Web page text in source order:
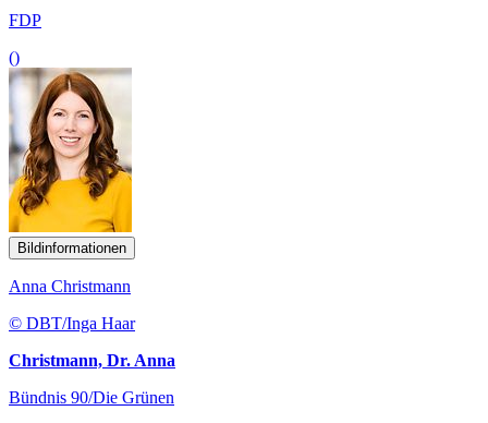
FDP
()
Bildinformationen
Anna Christmann
© DBT/Inga Haar
Christmann, Dr. Anna
Bündnis 90/Die Grünen